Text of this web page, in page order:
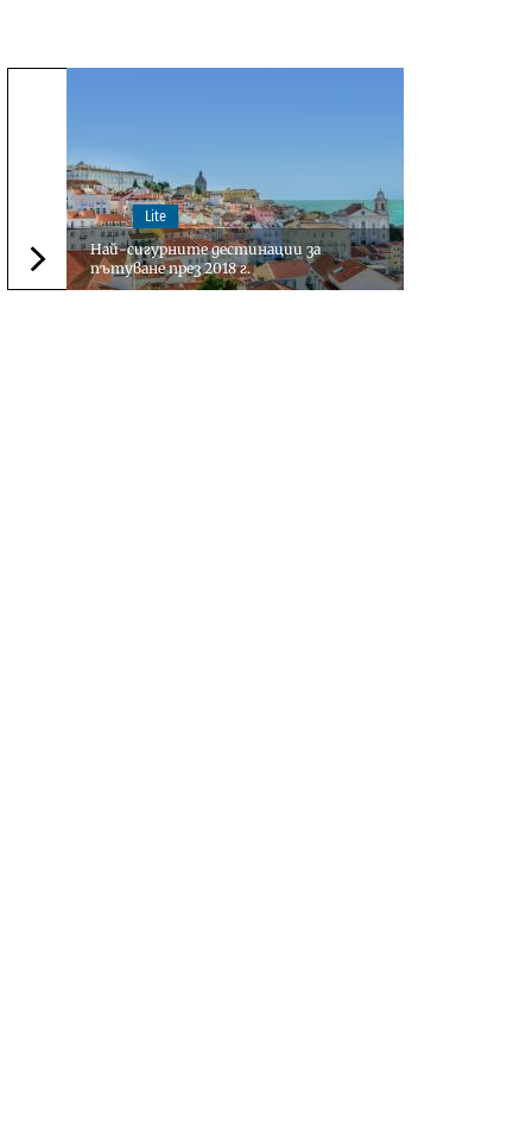
Следваща новина
Lite
Най-сигурните дестинации за
пътуване през 2018 г.